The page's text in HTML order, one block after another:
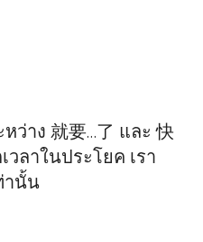
ว่าง 就要…了 และ 快
ลาในประโยค เรา
านั้น